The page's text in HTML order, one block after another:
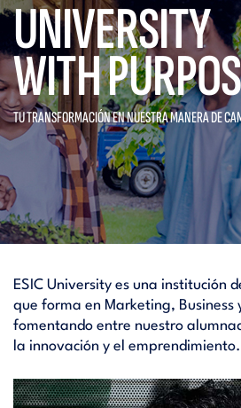
UNIVERSITY
WITH
TU TRANSFORMACIÓN EN NUESTRAMANERA DE
ESIC University es una institución
que forma en Marketing, Business
fomentando entre nuestro
la innovación y el emprendimiento.